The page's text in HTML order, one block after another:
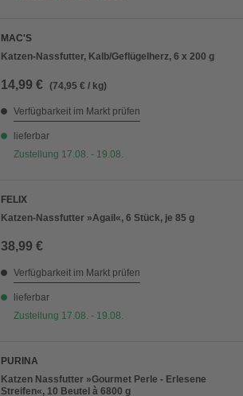
MAC'S
Katzen-Nassfutter, Kalb/Geflügelherz, 6 x 200 g
14,99 € (74,95 € / kg)
Verfügbarkeit im Markt prüfen
lieferbar
Zustellung 17.08. - 19.08.
FELIX
Katzen-Nassfutter »Agail«, 6 Stück, je 85 g
38,99 €
Verfügbarkeit im Markt prüfen
lieferbar
Zustellung 17.08. - 19.08.
PURINA
Katzen Nassfutter »Gourmet Perle - Erlesene
Streifen«, 10 Beutel à 6800 g